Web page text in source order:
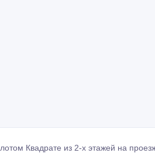
Квадрате из 2-х этажей на